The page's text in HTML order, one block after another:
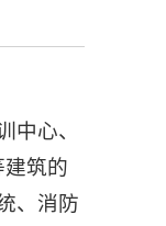
中心、
筑的
、消防